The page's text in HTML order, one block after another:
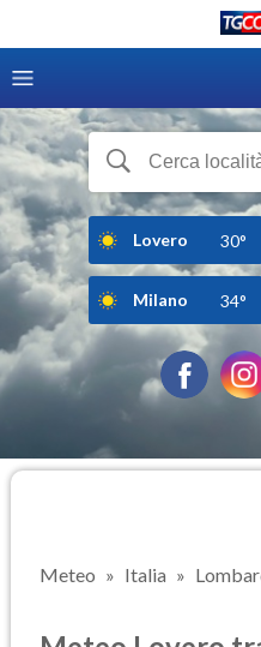
Lovero 30°
Milano 34°
Meteo Italia